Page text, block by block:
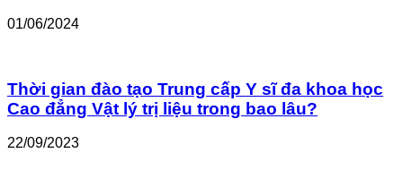
01/06/2024
Thời gian đào tạo Trung cấp Y sĩ đa khoa học
Cao đẳng Vật lý trị liệu trong bao lâu?
22/09/2023